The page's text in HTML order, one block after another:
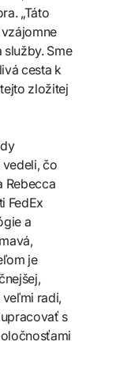
„Táto
Sme
cesta k
zložitej
čo
Rebecca
FedEx
a
je
radi,
s